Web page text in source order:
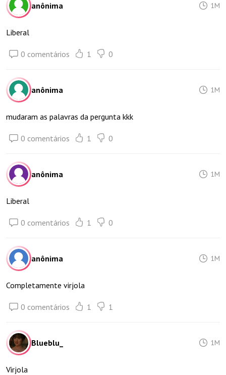
anônima 1M
Liberal
0 comentários 1 0
anônima 1M
mudaram as palavras da pergunta kkk
0 comentários 1 0
anônima 1M
Liberal
0 comentários 1 0
anônima 1M
Completamente virjola
0 comentários 1 1
Blueblu_ 1M
Virjola